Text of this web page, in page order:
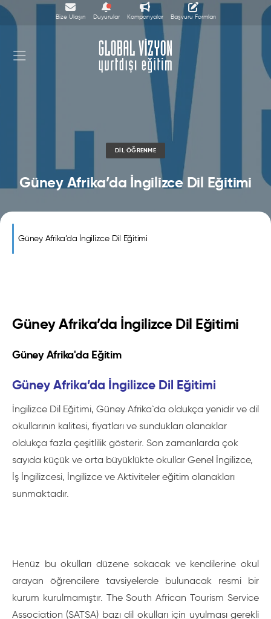
Bize Ulaşın Duyurular Kampanyalar Başvuru Formları
DIL ÖĞRENME
Güney Afrika’da İngilizce Dil Eğitimi
Güney Afrika’da İngilizce Dil Eğitimi
Güney Afrika’da İngilizce Dil Eğitimi
Güney Afrika'da Eğitim
Güney Afrika’da İngilizce Dil Eğitimi
İngilizce Dil Eğitimi, Güney Afrika`da oldukça yenidir ve dil
okullarının kalitesi, fiyatları ve sundukları olanaklar
oldukça fazla çeşitlilik gösterir. Son zamanlarda çok
sayıda küçük ve orta büyüklükte okullar Genel İngilizce,
İş İngilizcesi, İngilizce ve Aktiviteler eğitim olanakları
sunmaktadır.
Henüz bu okulları düzene sokacak ve kendilerine okul
arayan öğrencilere tavsiyelerde bulunacak resmi bir
kurum kurulmamıştır. The South African Tourism Service
Association (SATSA) bazı dil okulları için uyulması gerekli